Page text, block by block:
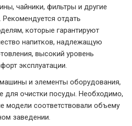
чайники, фильтры и другие
отдать
которые гарантируют
напитков, надлежащую
высокий уровень
эксплуатации.
и элементы оборудования,
для очистки посуды. Необходимо,
модели соответствовали объему
заведении.